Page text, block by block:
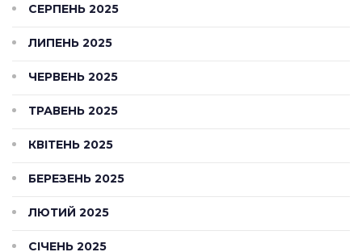
СЕРПЕНЬ 2025
ЛИПЕНЬ 2025
ЧЕРВЕНЬ 2025
ТРАВЕНЬ 2025
КВІТЕНЬ 2025
БЕРЕЗЕНЬ 2025
ЛЮТИЙ 2025
СІЧЕНЬ 2025